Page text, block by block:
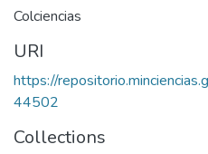
Colciencias
URI
https://
44502
Collections